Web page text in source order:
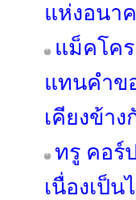
แห่งอนา
แม็คโค
แทนคำข
เคียงข้าง
ทรู คอร์
เนื่องเป็